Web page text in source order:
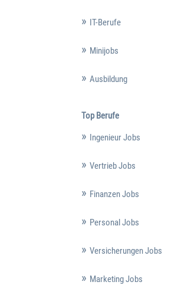
IT-Berufe
Minijobs
Ausbildung
Top Berufe
Ingenieur Jobs
Vertrieb Jobs
Finanzen Jobs
Personal Jobs
Versicherungen Jobs
Marketing Jobs